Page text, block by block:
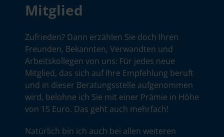
Mitglied
Zufrieden? Dann erzählen Sie doch Ihren
Freunden, Bekannten, Verwandten und
Arbeitskollegen von uns: Für jedes neue
Mitglied, das sich auf Ihre Empfehlung beruft
und in dieser Beratungsstelle aufgenommen
wird, belohne ich Sie mit einer Prämie in Höhe
von 15 Euro. Das geht auch mehrfach!
Natürlich bin ich auch bei allen weiteren